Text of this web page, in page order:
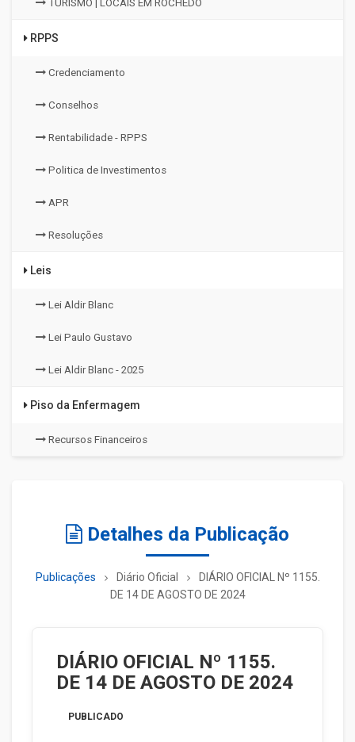
TURISMO | LOCAIS EM ROCHEDO
RPPS
Credenciamento
Conselhos
Rentabilidade - RPPS
Politica de Investimentos
APR
Resoluções
Leis
Lei Aldir Blanc
Lei Paulo Gustavo
Lei Aldir Blanc - 2025
Piso da Enfermagem
Recursos Financeiros
Detalhes da Publicação
Publicações Diário Oficial
DIÁRIO OFICIAL Nº 1155.
DE 14 DE AGOSTO DE 2024
DIÁRIO OFICIAL Nº 1155.
DE 14 DE AGOSTO DE 2024
PUBLICADO